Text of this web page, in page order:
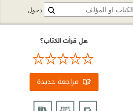
هل قرأت الكتاب؟
مراجعة جديدة
دخول